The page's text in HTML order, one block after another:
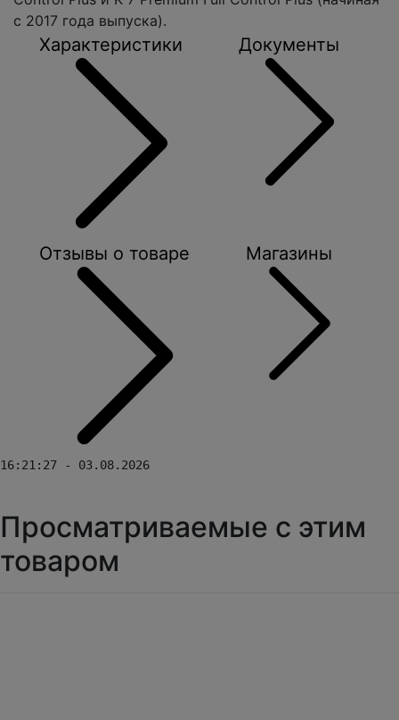
с 2017 года выпуска).
Характеристики Документы
Отзывы о товаре Магазины
16:21:27 - 03.08.2026
Просматриваемые с этим
товаром